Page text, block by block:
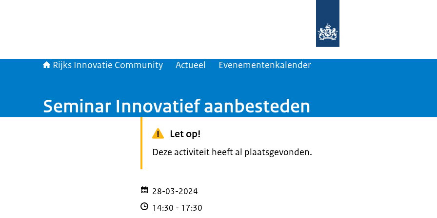
Rijks Innovatie Community Actueel Evenementenkalender
Seminar Innovatief aanbesteden
Let op!
Deze activiteit heeft al plaatsgevonden.
28-03-2024
14:30 - 17:30